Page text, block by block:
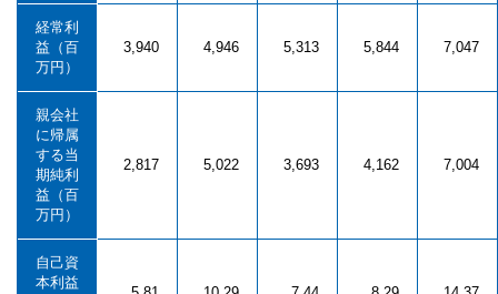
経常利
益（百
万円）
3,940 4,946 5,313 5,844 7,047
親会社
に帰属
する当
期純利
益（百
万円）
2,817 5,022 3,693 4,162 7,004
自己資
本利益